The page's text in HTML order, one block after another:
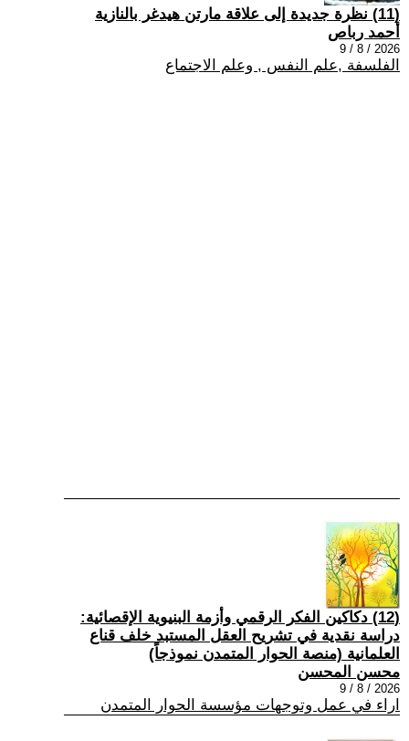
(11) نظرة جديدة إلى علاقة مارتن هيدغر بالنازية
أحمد رباص
2026 / 8 / 9
الفلسفة ,علم النفس , وعلم الاجتماع
(12) دكاكين الفكر الرقمي وأزمة البنيوية الإقصائية:
دراسة نقدية في تشريح العقل المستبد خلف قناع
العلمانية (منصة الحوار المتمدن نموذجاً)
محسن المحسن
2026 / 8 / 9
اراء في عمل وتوجهات مؤسسة الحوار المتمدن